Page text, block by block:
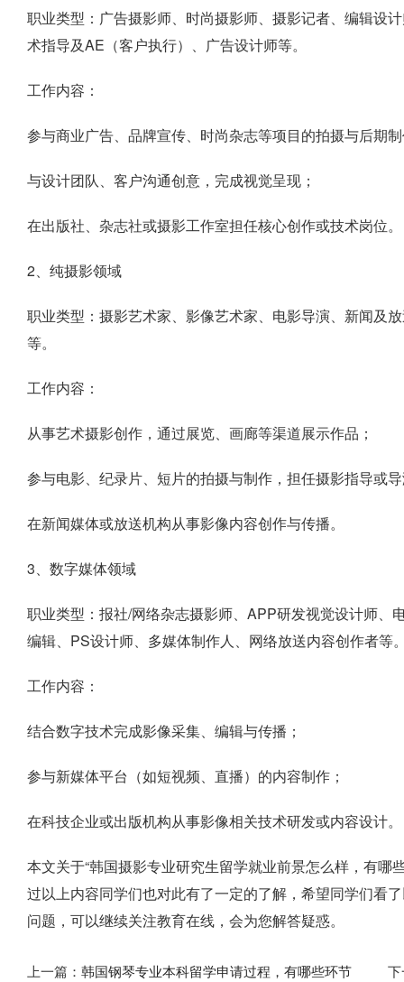
职业类型：广告摄影师、时尚摄影师、摄影记者、编辑设
术指导及AE（客户执行）、广告设计师等。
工作内容：
参与商业广告、品牌宣传、时尚杂志等项目的拍摄与后期
与设计团队、客户沟通创意，完成视觉呈现；
在出版社、杂志社或摄影工作室担任核心创作或技术岗位。
2、纯摄影领域
职业类型：摄影艺术家、影像艺术家、电影导演、新闻及
等。
工作内容：
从事艺术摄影创作，通过展览、画廊等渠道展示作品；
参与电影、纪录片、短片的拍摄与制作，担任摄影指导或
在新闻媒体或放送机构从事影像内容创作与传播。
3、数字媒体领域
职业类型：报社/网络杂志摄影师、APP研发视觉设计师
编辑、PS设计师、多媒体制作人、网络放送内容创作者等
工作内容：
结合数字技术完成影像采集、编辑与传播；
参与新媒体平台（如短视频、直播）的内容制作；
在科技企业或出版机构从事影像相关技术研发或内容设计。
本文关于“韩国摄影专业研究生留学就业前景怎么样，有
过以上内容同学们也对此有了一定的了解，希望同学们看
问题，可以继续关注教育在线，会为您解答疑惑。
上一篇： 韩国钢琴专业本科留学申请过程，有哪些环节